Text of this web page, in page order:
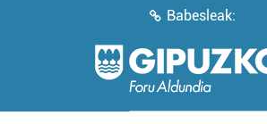
Babesleak: